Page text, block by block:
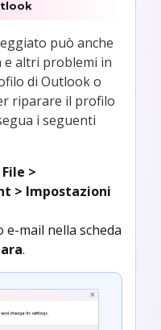
può anche
e altri problemi in
di Outlook o
riparare il profilo
i seguenti
File >
> Impostazioni
mail nella scheda
.